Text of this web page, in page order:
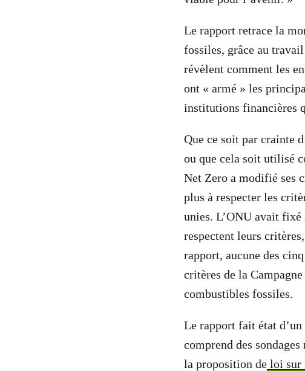
Le rapport retrace la
fossiles, grâce au travail
révèlent comment les
ont « armé » les
institutions financières
Que ce soit par crainte
ou que cela soit utilisé
Net Zero a modifié ses
plus à respecter les
unies. L’ONU avait
respectent leurs
rapport, aucune des
critères de la
combustibles fossiles.
Le rapport fait état
comprend des
la proposition de loi sur